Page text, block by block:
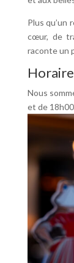
Plus qu’un
cœur, de
raconte un
Nous
et de